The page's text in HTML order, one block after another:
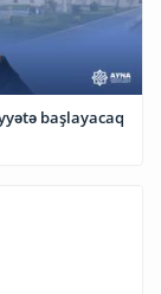
başlayacaq